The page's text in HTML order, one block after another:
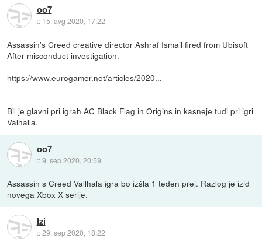
oo7
:: 15. avg 2020, 17:22
Assassin's Creed creative director Ashraf Ismail fired from Ubisoft
After misconduct investigation.
https://www.eurogamer.net/articles/2020...
Bil je glavni pri igrah AC Black Flag in Origins in kasneje tudi pri igri
Valhalla.
oo7
::9. sep 2020, 20:59
Assassin s Creed Vallhala igra bo izšla 1 teden prej. Razlog je izid
novega Xbox X serije.
Izi
::29. sep 2020, 18:22